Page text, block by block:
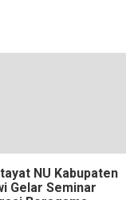
NU Kabupaten
Gelar Seminar